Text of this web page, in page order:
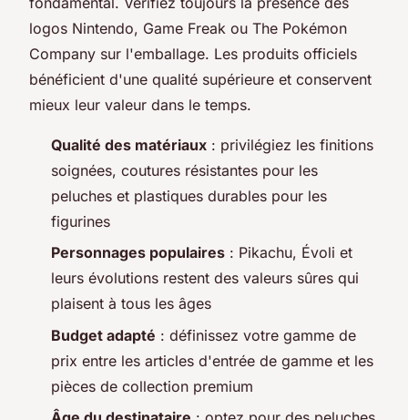
logos Nintendo, Game Freak ou The Pokémon
Company sur l'emballage. Les produits officiels
bénéficient d'une qualité supérieure et conservent
mieux leur valeur dans le temps.
Qualité des matériaux : privilégiez les finitions
soignées, coutures résistantes pour les
peluches et plastiques durables pour les
figurines
Personnages populaires : Pikachu, Évoli et
leurs évolutions restent des valeurs sûres qui
plaisent à tous les âges
Budget adapté : définissez votre gamme de
prix entre les articles d'entrée de gamme et les
pièces de collection premium